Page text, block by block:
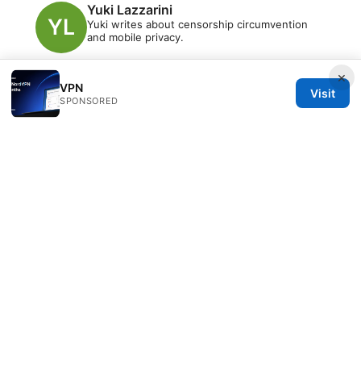
Yuki Lazzarini
Yuki writes about censorship circumvention
and mobile privacy.
×
VPN
SPONSORED
Visit